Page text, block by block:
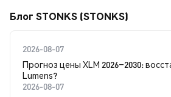
Блог STONKS (STONKS)
2026-08-07
Прогноз цены XLM 2026–2030:
Lumens?
2026-08-07